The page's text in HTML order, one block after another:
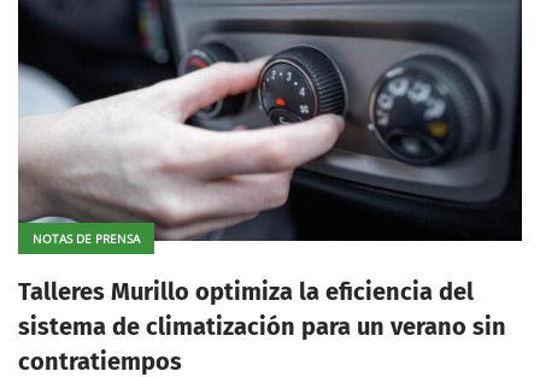
NOTAS DE PRENSA
Talleres Murillo optimiza la eficiencia del
sistema de climatización para un verano sin
contratiempos